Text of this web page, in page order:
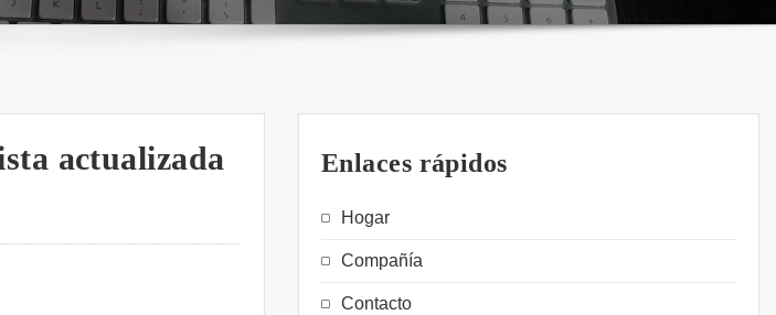
actualizada
Enlaces rápidos
Hogar
Compañía
Contacto